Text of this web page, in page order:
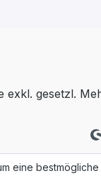
exkl. gesetzl.
eine